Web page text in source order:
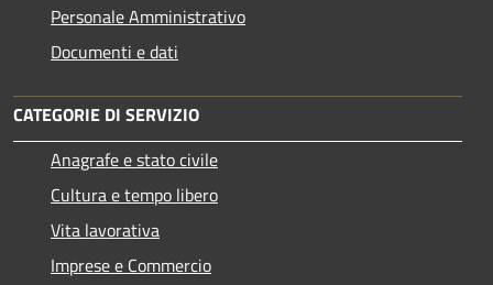
Personale Amministrativo
Documenti e dati
CATEGORIE DI SERVIZIO
Anagrafe e stato civile
Cultura e tempo libero
Vita lavorativa
Imprese e Commercio